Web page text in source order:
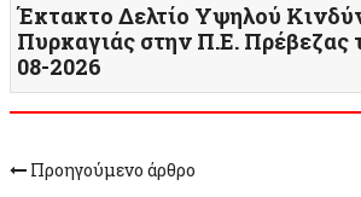
Έκτακτο Δελτίο Υψηλού
Πυρκαγιάς στην Π.Ε. Πρέβεζας
08-2026
Προηγούμενο άρθρο